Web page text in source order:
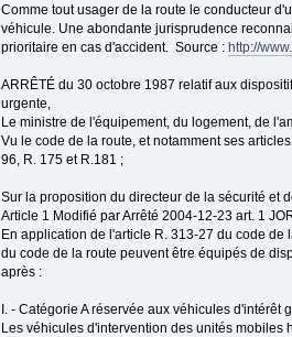
Comme tout usager de la route le conducteur
véhicule. Une abondante jurisprudence
prioritaire en cas d'accident. Source : http://
ARRÊTÉ du 30 octobre 1987 relatif aux
urgente,
Le ministre de l'équipement, du logement, de
Vu le code de la route, et notamment ses
96, R. 175 et R.181 ;
Sur la proposition du directeur de la sécurité et
Article 1 Modifié par Arrêté 2004-12-23 art. 1
En application de l'article R. 313-27 du code de
du code de la route peuvent être équipés de
après :
I. - Catégorie A réservée aux véhicules d'intérêt
Les véhicules d'intervention des unités mobiles